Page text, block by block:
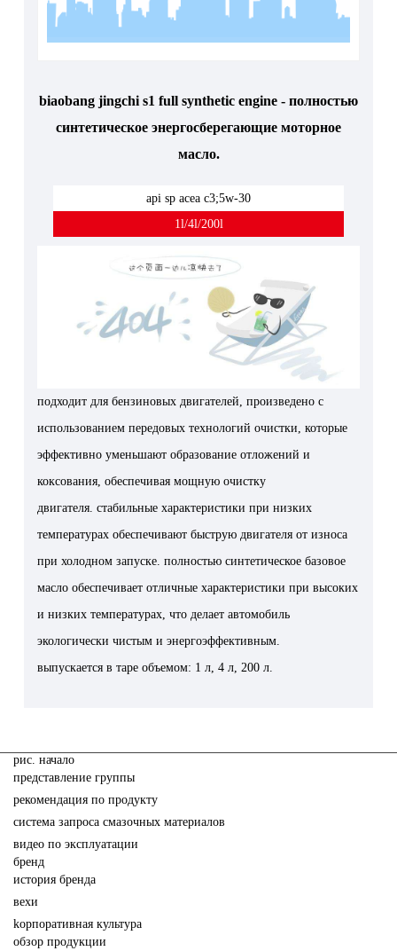
biaobang jingchi s1 full synthetic engine - полностью
синтетическое энергосберегающие моторное
масло.
api sp acea c3;5w-30
1l/4l/200l
подходит для бензиновых двигателей, произведено с
использованием передовых технологий очистки, которые
эффективно уменьшают образование отложений и
коксования, обеспечивая мощную очистку
двигателя. стабильные характеристики при низких
температурах обеспечивают быструю двигателя от износа
при холодном запуске. полностью синтетическое базовое
масло обеспечивает отличные характеристики при высоких
и низких температурах, что делает автомобиль
экологически чистым и энергоэффективным.
выпускается в таре объемом: 1 л, 4 л, 200 л.
pис. начало
представление группы
рекомендация по продукту
система запроса смазочных материалов
видео по эксплуатации
бренд
история бренда
вехи
kорпоративная культура
обзор продукции